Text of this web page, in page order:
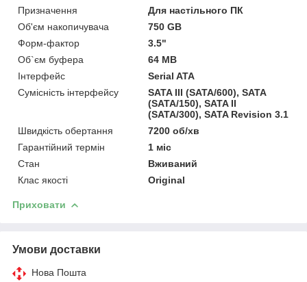
Призначення
Для настільного ПК
Об'єм накопичувача
750 GB
Форм-фактор
3.5"
Об`єм буфера
64 MB
Інтерфейс
Serial ATA
Сумісність інтерфейсу
SATA III (SATA/600), SATA
(SATA/150), SATA II
(SATA/300), SATA Revision 3.1
Швидкість обертання
7200 об/хв
Гарантійний термін
1 міс
Стан
Вживаний
Клас якості
Original
Приховати
Умови доставки
Нова Пошта